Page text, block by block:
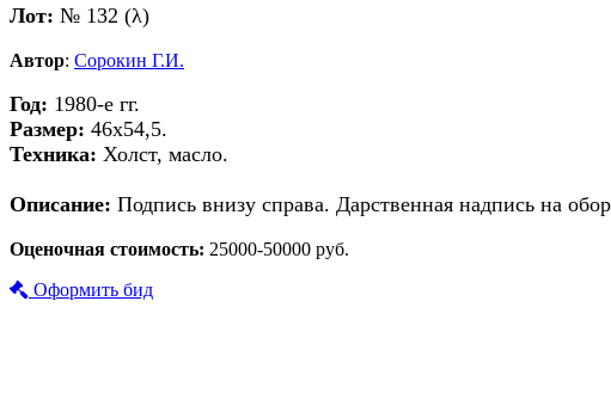
Лот: № 132 (λ)
Автор: Сорокин Г.И.
Год: 1980-е гг.
Размер: 46х54,5.
Техника: Холст, масло.
Описание: Подпись внизу справа. Дарственная надпись на
Оценочная стоимость: 25000-50000 руб.
Оформить бид